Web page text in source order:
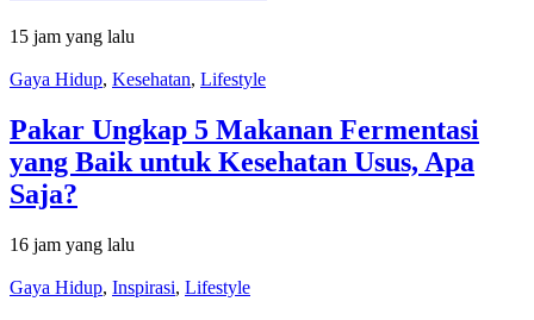
15 jam yang lalu
Gaya Hidup, Kesehatan, Lifestyle
Pakar Ungkap 5 Makanan Fermentasi
yang Baik untuk Kesehatan Usus, Apa
Saja?
16 jam yang lalu
Gaya Hidup, Inspirasi, Lifestyle